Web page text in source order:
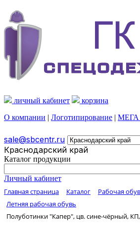
личный кабинет
корзина
О компании | Логотипирование | МЕГА
sale@sbcentr.ru
Краснодарский край
Каталог продукции
Личный кабинет
Главная страница Каталог
Рабочая
Летняя рабочая обувь
Полуботинки "Капер", цв. сине-чёрный,